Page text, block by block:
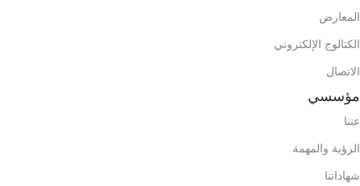
352mm X 357mm X 152mm
المعارض
الكتالوج الإلكتروني
الاتصال
مؤسسي
عننا
الرؤية والمهمة
شهاداتنا